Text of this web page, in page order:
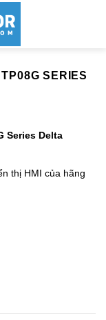
SERIES
Series Delta
thị HMI của hãng